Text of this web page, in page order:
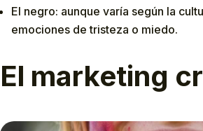
El negro: aunque varía según la
emociones de tristeza o miedo.
El marketing